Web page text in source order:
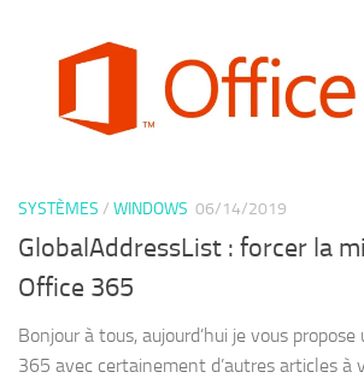
SYSTÈMES / WINDOWS 06/14/2019
GlobalAddressList : forcer la
Office 365
Bonjour à tous, aujourd’hui je vous
365 avec certainement d’autres articles à